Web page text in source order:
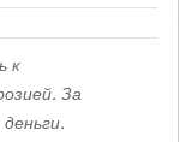
к
За